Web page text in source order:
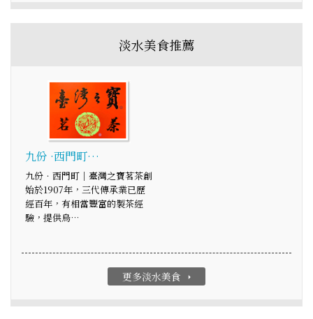
淡水美食推薦
九份 ·西門町…
九份．西門町｜臺灣之寶茗茶創
始於1907年，三代傳承業已歷
經百年，有相當豐富的製茶經
驗，提供烏…
更多淡水美食 arrow_right